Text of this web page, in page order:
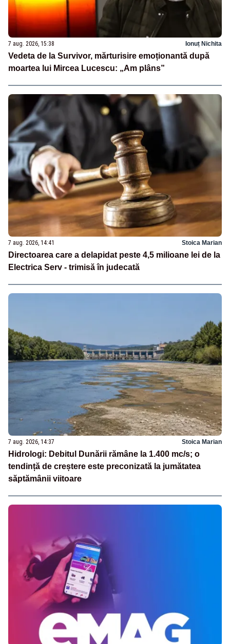
7 aug. 2026, 15:38 Ionuț Nichita
Vedeta de la Survivor, mărturisire emoționantă după
moartea lui Mircea Lucescu: „Am plâns”
7 aug. 2026, 14:41 Stoica Marian
Directoarea care a delapidat peste 4,5 milioane lei de la
Electrica Serv - trimisă în judecată
7 aug. 2026, 14:37 Stoica Marian
Hidrologi: Debitul Dunării rămâne la 1.400 mc/s; o
tendință de creștere este preconizată la jumătatea
săptămânii viitoare